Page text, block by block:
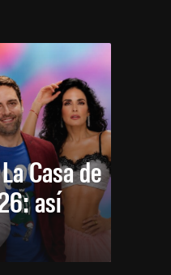
Casa de
así